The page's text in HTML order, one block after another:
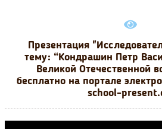
Презентация
тему: “Кондрашин Петр
Великой Отечественной
бесплатно на портале
school-